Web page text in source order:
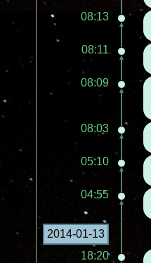
08:13
08:11
08:09
08:03
05:10
04:55
2014-01-13
18:20